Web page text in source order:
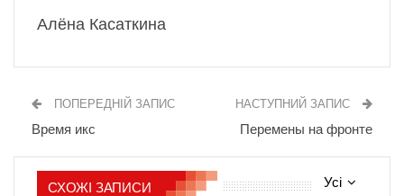
Алёна Касаткина
ПОПЕРЕДНІЙ ЗАПИС
Время икс
НАСТУПНИЙ ЗАПИС
Перемены на фронте
Усі
СХОЖІ ЗАПИСИ